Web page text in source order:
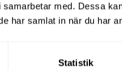
med. Dessa
har samlat in när du har
Statistik